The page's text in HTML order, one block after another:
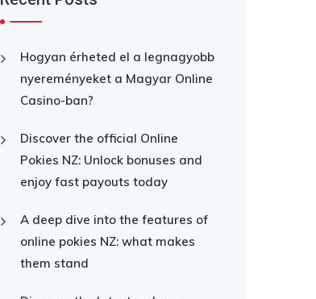
Hogyan érheted el a legnagyobb
nyereményeket a Magyar Online
Casino-ban?
Discover the official Online
Pokies NZ: Unlock bonuses and
enjoy fast payouts today
A deep dive into the features of
online pokies NZ: what makes
them stand